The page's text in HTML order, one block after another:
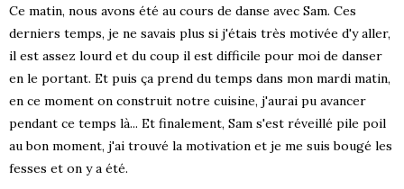
Ce matin, nous avons été au cours de danse avec Sam. Ces
derniers temps, je ne savais plus si j'étais très motivée d'y aller,
il est assez lourd et du coup il est difficile pour moi de danser
en le portant. Et puis ça prend du temps dans mon mardi matin,
en ce moment on construit notre cuisine, j'aurai pu avancer
pendant ce temps là... Et finalement, Sam s'est réveillé pile poil
au bon moment, j'ai trouvé la motivation et je me suis bougé les
fesses et on y a été.